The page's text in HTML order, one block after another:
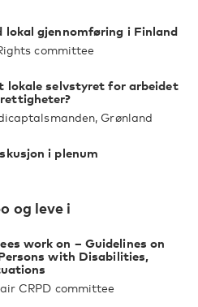
lokal gjennomføring i Finland
committee
lokale selvstyret for arbeidet
Grønland
i plenum
og leve i
work on – Guidelines on
with Disabilities,
CRPD committee